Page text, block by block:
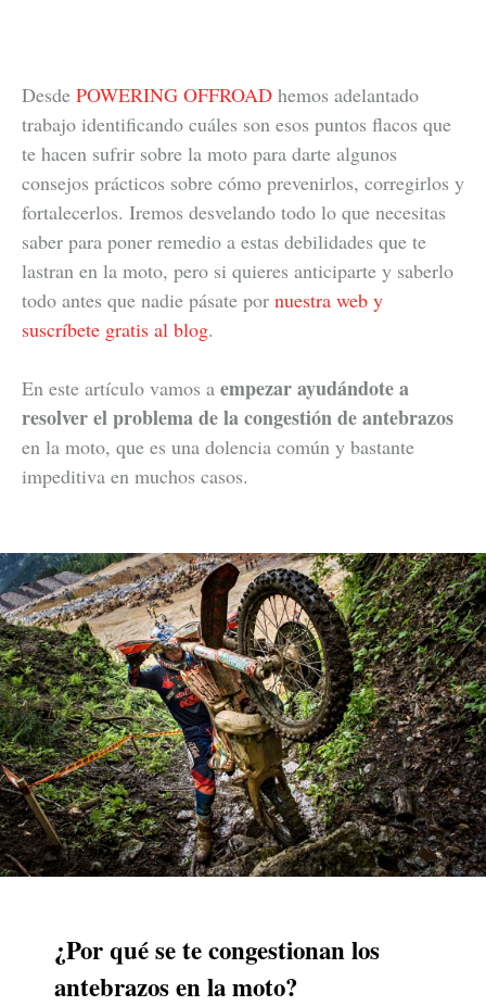
Desde POWERING OFFROAD hemos adelantado
trabajo identificando cuáles son esos puntos flacos que
te hacen sufrir sobre la moto para darte algunos
consejos prácticos sobre cómo prevenirlos, corregirlos y
fortalecerlos. Iremos desvelando todo lo que necesitas
saber para poner remedio a estas debilidades que te
lastran en la moto, pero si quieres anticiparte y saberlo
todo antes que nadie pásate por nuestra web y
suscríbete gratis al blog.
En este artículo vamos a empezar ayudándote a
resolver el problema de la congestión de antebrazos
en la moto, que es una dolencia común y bastante
impeditiva en muchos casos.
¿Por qué se te congestionan los
antebrazos en la moto?